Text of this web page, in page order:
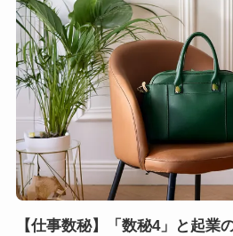
【仕事数秘】「数秘4」と起業